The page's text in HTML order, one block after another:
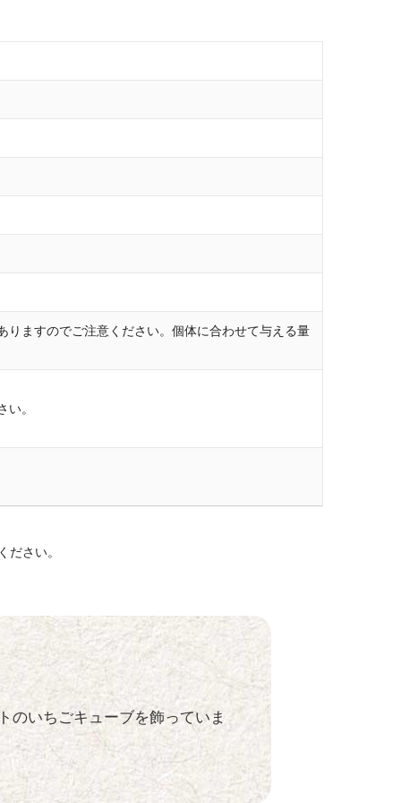
ますのでご注意ください。個体に合わせて与える量
。
さい。
のいちごキューブを飾っていま